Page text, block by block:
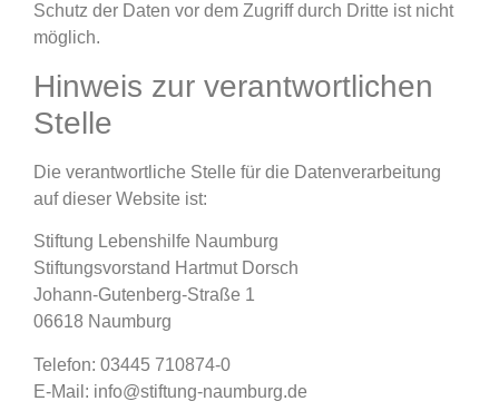
Schutz der Daten vor dem Zugriff durch Dritte ist nicht
möglich.
Hinweis zur verantwortlichen
Stelle
Die verantwortliche Stelle für die Datenverarbeitung
auf dieser Website ist:
Stiftung Lebenshilfe Naumburg
Stiftungsvorstand Hartmut Dorsch
Johann-Gutenberg-Straße 1
06618 Naumburg
Telefon: 03445 710874-0
E-Mail: info@stiftung-naumburg.de